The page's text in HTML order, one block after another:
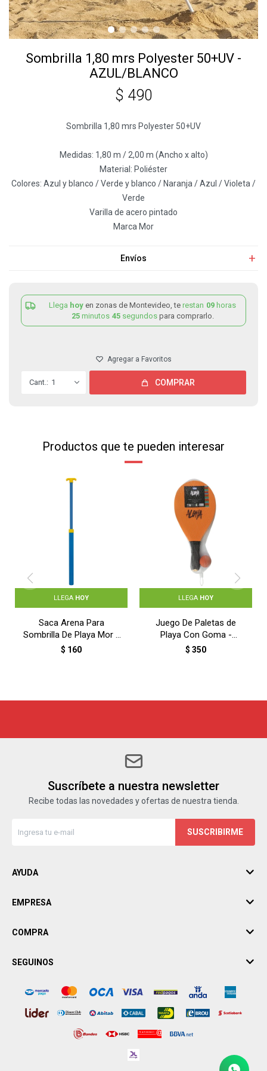
Sombrilla 1,80 mrs Polyester 50+UV -
AZUL/BLANCO
$ 490
Sombrilla 1,80 mrs Polyester 50+UV
Medidas: 1,80 m / 2,00 m (Ancho x alto)
Material: Poliéster
Colores: Azul y blanco / Verde y blanco / Naranja / Azul / Violeta /
Verde
Varilla de acero pintado
Marca Mor
Envíos
Llega hoy en zonas de Montevideo, te restan 09 horas
25 minutos 45 segundos para comprarlo.
1 COMPRAR
Productos que te pueden interesar
LLEGA HOY
Saca Arena Para
Sombrilla De Playa Mor -
AZUL
$ 160
LLEGA HOY
Juego De Paletas de
Playa Con Goma -
SURTIDO
$ 350
Suscríbete a nuestra newsletter
Recibe todas las novedades y ofertas de nuestra tienda.
SUSCRIBIRME
AYUDA
EMPRESA
COMPRA
SEGUINOS